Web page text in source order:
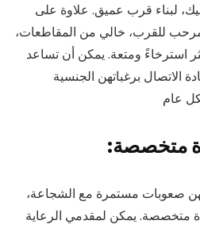
لبناء قرب عميق. علاوة على
للقرب، خالي من المقاطعات،
استرخاءً ومتعة. يمكن أن تساعد
الاتصال برغباتهن الجنسية
متخصصة
صعوبات مستمرة مع الشجاعة،
متخصصة. يمكن لمقدمي الرعاية